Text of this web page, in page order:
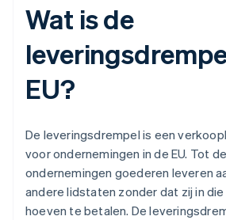
Wat is de
EU?
De leveringsdrempel is een
voor ondernemingen in de EU. Tot
ondernemingen goederen leveren
andere lidstaten zonder dat zij in die
hoeven te betalen. De